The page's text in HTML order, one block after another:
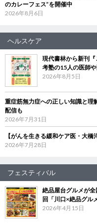
のカレーフェス”を開催中
2026年8月6日
ヘルスケア
現代書林から新刊
考塾の15人の医師
2026年8月5日
重症筋無力症への正しい知識と
配信も
2026年7月31日
【がんを生きる緩和ケア医・大
2026年7月28日
フェスティバル
絶品屋台グルメが
回「川口×絶品グル
2026年4月15日